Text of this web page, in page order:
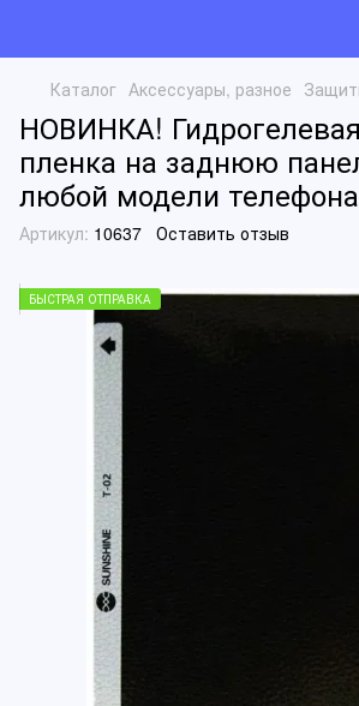
Каталог Аксессуары, разное
НОВИНКА!
пленка на заднюю
любой модели телефона
Артикул: 10637 Оставить отзыв
БЫСТРАЯ ОТПРАВКА